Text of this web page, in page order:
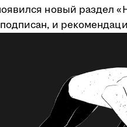
новый раздел
и